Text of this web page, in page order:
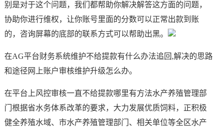
别是对于这个问题，我们都帮助你解决解答这方面的问题，
协助你进行维权，让你账号里面的分数可以正常出款到账
的，咨询屏幕的底部的联系方式可以帮助出黑。
在AG平台财务系统维护不给提款有什么办法追回,解决的思路
和途径网上账户审核维护升级怎么办。
在平台上风控审核一直不给提款哪里有方法水产养殖管理部
门根据省水务体系改革的要求，大力发展优质饲料，正积极
健全养殖水域、市水产养殖管理部门、相关单位等全区水产